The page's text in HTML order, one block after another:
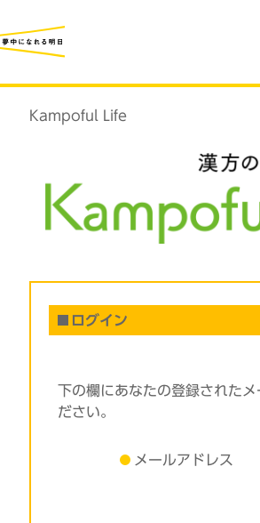
Kampoful Life
ログイン
下の欄にあなたの登録された
ださい。
メールアドレス